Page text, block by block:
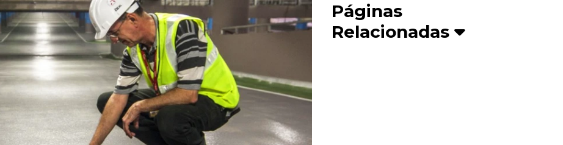
Páginas
Relacionadas